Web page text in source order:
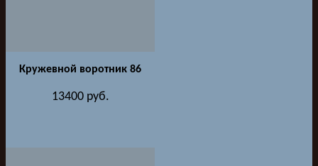
Кружевной воротник 86
13400руб.